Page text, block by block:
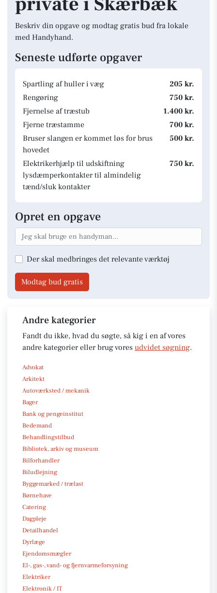
Beskriv din opgave og modtag gratis bud fra lokale
med Handyhand.
Seneste udførte opgaver
Spartling af huller i væg
205 kr.
Rengøring
750 kr.
Fjernelse af træstub
1.400 kr.
Fjerne træstamme
700 kr.
Bruser slangen er kommet løs for brus
hovedet
500 kr.
Elektrikerhjælp til udskiftning
lysdæmperkontakter til almindelig
tænd/sluk kontakter
750 kr.
Opret en opgave
Der skal medbringes det relevante værktøj
Modtag bud gratis
Andre kategorier
Fandt du ikke, hvad du søgte, så kig i en af vores
andre kategorier eller brug vores udvidet søgning.
Advokat
Arkitekt
Autoværksted / mekanik
Bager
Bank og pengeinstitut
Bedemand
Behandlingstilbud
Bibliotek, arkiv og museum
Bilforhandler
Biludlejning
Byggemarked / trælast
Børnehave
Catering
Dagpleje
Detailhandel
Dyrlæge
Ejendomsmægler
El-, gas-, vand- og fjernvarmeforsyning
Elektriker
Elektronik / IT